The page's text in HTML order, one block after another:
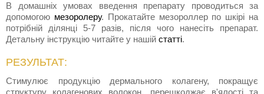
В домашніх умовах введення препарату проводиться за
допомогою мезоролеру. Прокатайте мезороллер по шкірі на
потрібній ділянці 5-7 разів, після чого нанесіть препарат.
Детальну інструкцію читайте у нашій статті.
РЕЗУЛЬТАТ:
Стимулює продукцію дермального колагену, покращує
структуру колагенових волокон, перешкоджає в'ялості та